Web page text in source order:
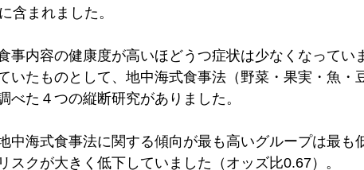
含まれました。
事内容の健康度が高いほどうつ症状は少なくなってい
いたものとして、地中海式食事法（野菜・果実・魚・
べた４つの縦断研究がありました。
中海式食事法に関する傾向が最も高いグループは最も
スクが大きく低下していました（オッズ比0.67）。